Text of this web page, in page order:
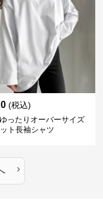
(税込)
ったりオーバーサイズ
ト長袖シャツ
›